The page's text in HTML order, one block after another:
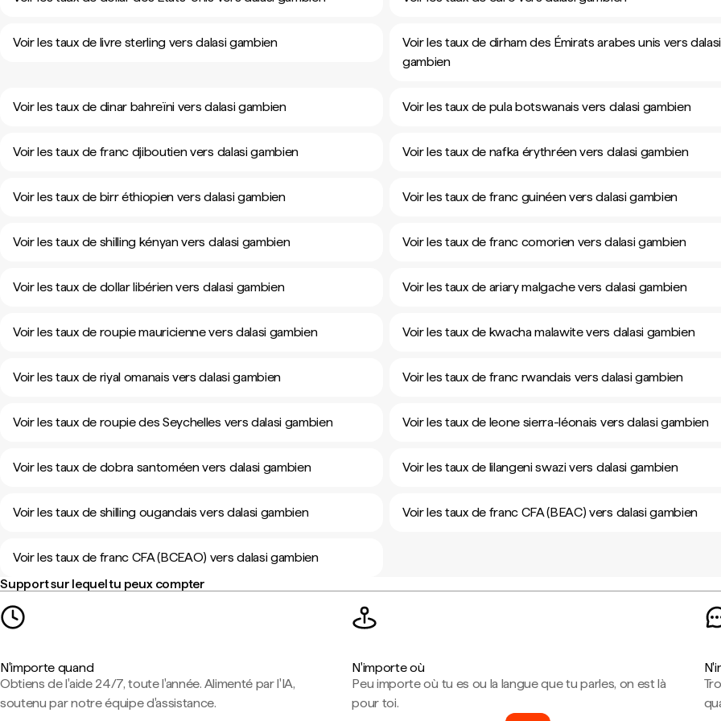
Voir les taux de livre sterling vers dalasi gambien
Voir les taux de dirham des Émirats arabes unis vers dalasi
gambien
Voir les taux de dinar bahreïni vers dalasi gambien Voir les taux de pula botswanais vers dalasi gambien
Voir les taux de franc djiboutien vers dalasi gambien Voir les taux de nafka érythréen vers dalasi gambien
Voir les taux de birr éthiopien vers dalasi gambien Voir les taux de franc guinéen vers dalasi gambien
Voir les taux de shilling kényan vers dalasi gambien Voir les taux de franc comorien vers dalasi gambien
Voir les taux de dollar libérien vers dalasi gambien Voir les taux de ariary malgache vers dalasi gambien
Voir les taux de roupie mauricienne vers dalasi gambien Voir les taux de kwacha malawite vers dalasi gambien
Voir les taux de riyal omanais vers dalasi gambien Voir les taux de franc rwandais vers dalasi gambien
Voir les taux de roupie des Seychelles vers dalasi gambien Voir les taux de leone sierra-léonais vers dalasi gambien
Voir les taux de dobra santoméen vers dalasi gambien Voir les taux de lilangeni swazi vers dalasi gambien
Voir les taux de shilling ougandais vers dalasi gambien Voir les taux de franc CFA (BEAC) vers dalasi gambien
Voir les taux de franc CFA (BCEAO) vers dalasi gambien
Support sur lequel tu peux compter
N'importe quand
Obtiens de l'aide 24/7, toute l'année. Alimenté par l'IA,
soutenu par notre équipe d'assistance.
N'importe où
Peu importe où tu es ou la langue que tu parles, on est là
pour toi.